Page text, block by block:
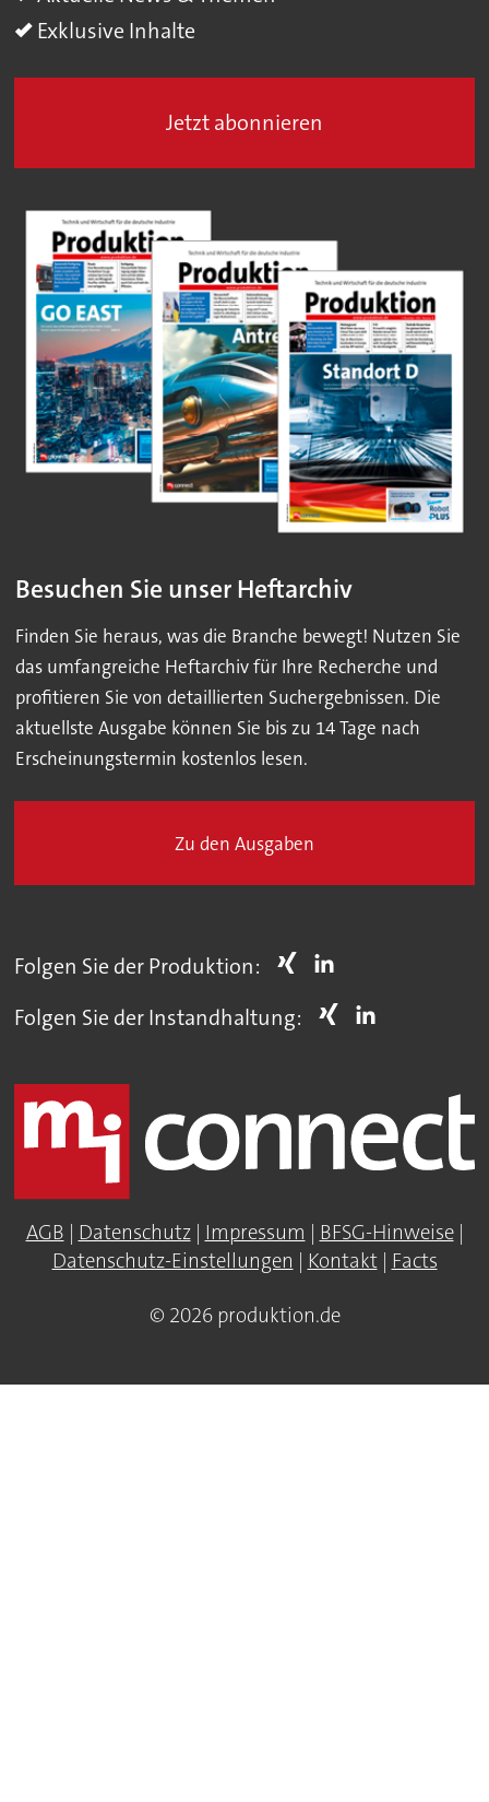
Exklusive Inhalte
Jetzt abonnieren
Besuchen Sie unser Heftarchiv
Finden Sie heraus, was die Branche bewegt! Nutzen Sie
das umfangreiche Heftarchiv für Ihre Recherche und
profitieren Sie von detaillierten Suchergebnissen. Die
aktuellste Ausgabe können Sie bis zu 14 Tage nach
Erscheinungstermin kostenlos lesen.
Zu den Ausgaben
Folgen Sie der Produktion:
Folgen Sie der Instandhaltung:
AGB | Datenschutz| Impressum | BFSG-Hinweise|
Datenschutz-Einstellungen | Kontakt| Facts
© 2026 produktion.de